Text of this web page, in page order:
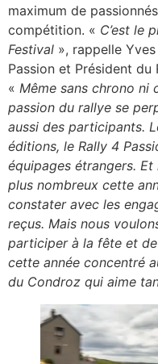
maximum de
compétition. « C’est le
Festival », rappelle
Passion et Président
« Même sans chrono ni
passion du rallye se
aussi des participants.
éditions, le Rally 4
équipages étrangers.
plus nombreux cette
constater avec les
reçus. Mais nous
participer à la fête et
cette année concentré
du Condroz qui aime